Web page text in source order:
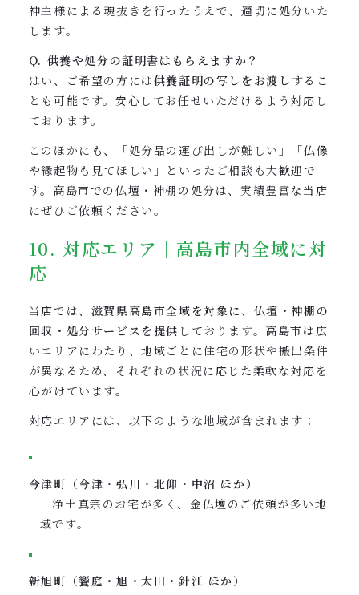
神主様による魂抜きを行ったうえで、適切に処分いた
します。
Q. 供養や処分の証明書はもらえますか？
はい、ご希望の方には供養証明の写しをお渡し するこ
とも可能です。安心してお任せいただけるよう対応し
ております。
このほかにも、「処分品の運び出しが難しい」「仏像
や縁起物も見てほしい」といったご相談も大歓迎で
す。高島市での仏壇・神棚の処分は、実績豊富な当店
にぜひご依頼ください。
10. 対応エリア｜高島市内全域に対
応
当店では、 滋賀県高島市全域を対象に、仏壇・神棚の
回収・処分サービスを提供 しております。高島市は広
いエリアにわたり、地域ごとに住宅の形状や搬出条件
が異なるため、それぞれの状況に応じた柔軟な対応を
心がけています。
対応エリアには、以下のような地域が含まれます：
今津町（今津・弘川・北仰・中沼 ほか）
浄土真宗のお宅が多く、金仏壇のご依頼が多い地
域です。
新旭町（饗庭・旭・太田・針江 ほか）